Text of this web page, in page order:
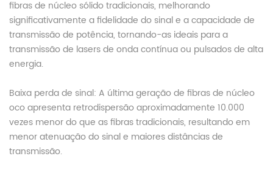
fibras de núcleo sólido tradicionais, melhorando
significativamente a fidelidade do sinal e a capacidade de
transmissão de potência, tornando-as ideais para a
transmissão de lasers de onda contínua ou pulsados de alta
energia.
Baixa perda de sinal: A última geração de fibras de núcleo
oco apresenta retrodispersão aproximadamente 10.000
vezes menor do que as fibras tradicionais, resultando em
menor atenuação do sinal e maiores distâncias de
transmissão.